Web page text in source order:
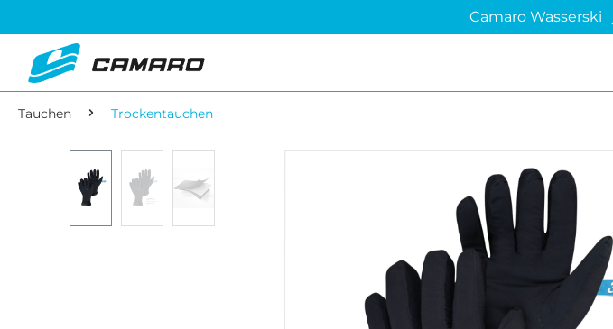
Camaro Wasserski
Tauchen Trockentauchen